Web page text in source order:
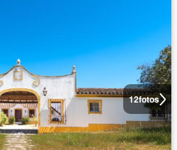
12fotos